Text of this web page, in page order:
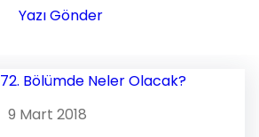
Yazı Gönder
9 Mart 2018